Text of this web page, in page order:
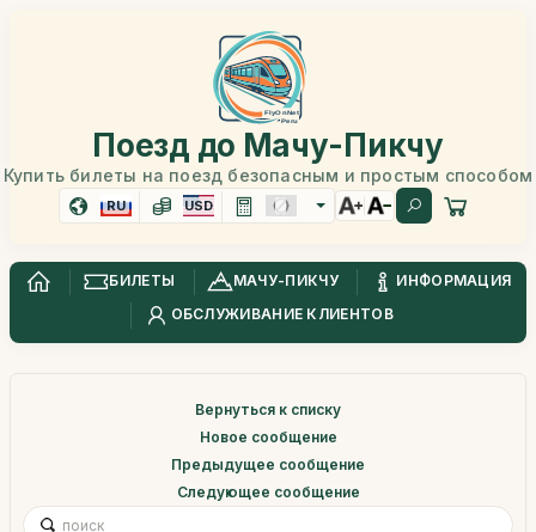
Поезд до Мачу-Пикчу
Купить билеты на поезд безопасным и простым способом
RU USD
БИЛЕТЫ МАЧУ-ПИКЧУ
ИНФОРМАЦИЯ
ОБСЛУЖИВАНИЕ КЛИЕНТОВ
Вернуться к списку
Новое сообщение
Предыдущее сообщение
Следующее сообщение